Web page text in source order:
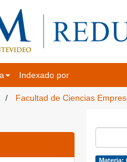
Indexado por
Facultad de Ciencias
Materia: